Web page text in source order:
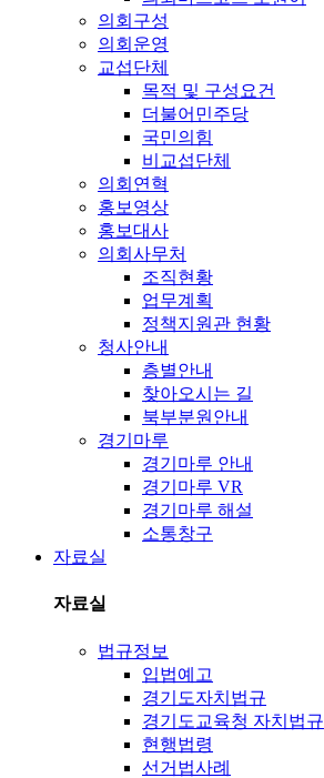
의회구성
의회운영
교섭단체
목적 및 구성요건
더불어민주당
국민의힘
비교섭단체
의회연혁
홍보영상
홍보대사
의회사무처
조직현황
업무계획
정책지원관 현황
청사안내
층별안내
찾아오시는 길
북부분원안내
경기마루
경기마루 안내
경기마루 VR
경기마루 해설
소통창구
자료실
자료실
법규정보
입법예고
경기도자치법규
경기도교육청 자치법규
현행법령
선거법사례